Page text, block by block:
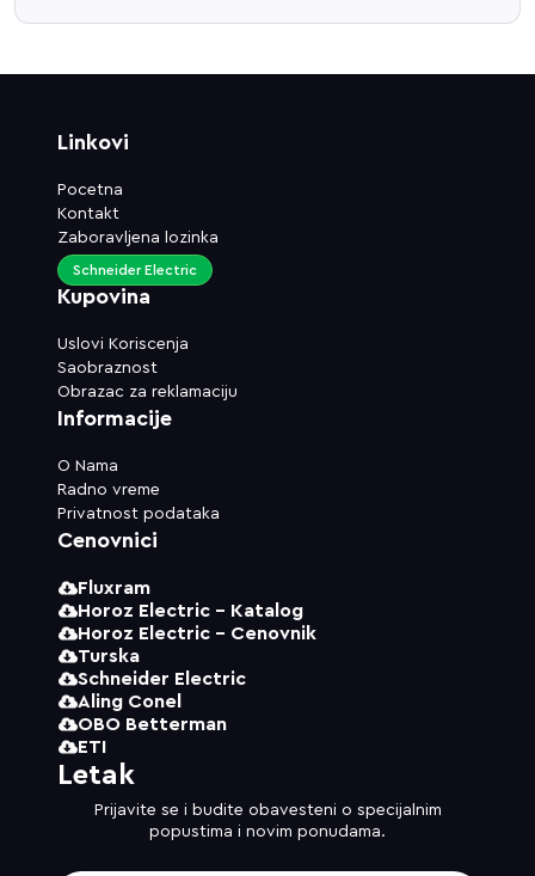
Linkovi
Pocetna
Kontakt
Zaboravljena lozinka
Kupovina
Uslovi Koriscenja
Saobraznost
Obrazac za reklamaciju
Schneider Electric
Informacije
O Nama
Radno vreme
Privatnost podataka
Cenovnici
Fluxram
Horoz Electric - Katalog
Horoz Electric - Cenovnik
Turska
Schneider Electric
Aling Conel
OBO Betterman
ETI
Letak
Prijavite se i budite obavesteni o specijalnim
popustima i novim ponudama.